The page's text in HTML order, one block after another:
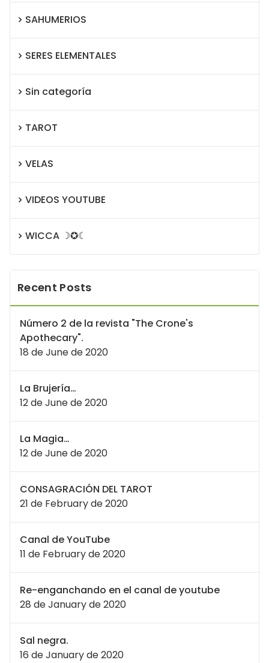
SAHUMERIOS
SERES ELEMENTALES
Sin categoría
TAROT
VELAS
VIDEOS YOUTUBE
WICCA ☽✪☾
Recent Posts
Número 2 de la revista "The Crone's
Apothecary".
18 de June de 2020
La Brujería…
12 de June de 2020
La Magia…
12 de June de 2020
CONSAGRACIÓN DEL TAROT
21 de February de 2020
Canal de YouTube
11 de February de 2020
Re-enganchando en el canal de youtube
28 de January de 2020
Sal negra.
16 de January de 2020